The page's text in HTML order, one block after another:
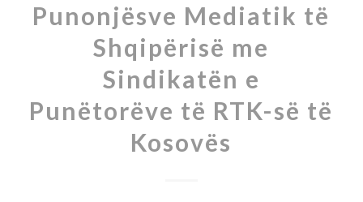
Punonjësve Mediatik të
Shqipërisë me
Sindikatën e
Punëtorëve të RTK-së të
Kosovës